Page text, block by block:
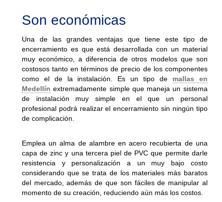
Son económicas
Una de las grandes ventajas que tiene este tipo de
encerramiento es que está desarrollada con un material
muy económico, a diferencia de otros modelos que son
costosos tanto en términos de precio de los componentes
como el de la instalación. Es un tipo de mallas en
Medellín extremadamente simple que maneja un sistema
de instalación muy simple en el que un personal
profesional podrá realizar el encerramiento sin ningún tipo
de complicación.
Emplea un alma de alambre en acero recubierta de una
capa de zinc y una tercera piel de PVC que permite darle
resistencia y personalización a un muy bajo costo
considerando que se trata de los materiales más baratos
del mercado, además de que son fáciles de manipular al
momento de su creación, reduciendo aún más los costos.